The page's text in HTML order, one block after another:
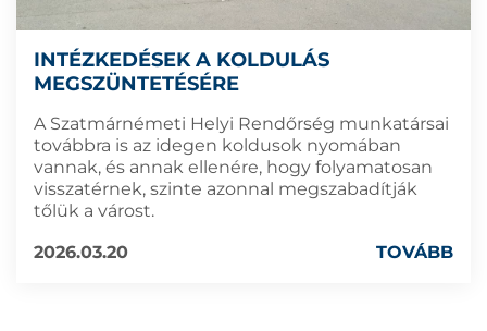
INTÉZKEDÉSEK A KOLDULÁS
MEGSZÜNTETÉSÉRE
A Szatmárnémeti Helyi Rendőrség munkatársai
továbbra is az idegen koldusok nyomában
vannak, és annak ellenére, hogy folyamatosan
visszatérnek, szinte azonnal megszabadítják
tőlük a várost.
2026.03.20
TOVÁBB